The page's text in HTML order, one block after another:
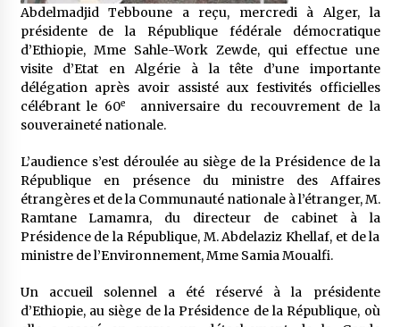
Le bouc de l’Au-delà
5 ans ago
Le monstrueux vieillard (Un récit du Sud
algérien)
5 ans ago
Rencontre nocturne dans le désert (Un conte
touareg)
5 ans ago
Un conte targui/ Quand la tête est vide
Abdelmadjid Tebboune a reçu, mercredi à Alger, la
présidente de la République fédérale démocratique
d’Ethiopie, Mme Sahle-Work Zewde, qui effectue une
visite d’Etat en Algérie à la tête d’une importante
délégation après avoir assisté aux festivités officielles
célébrant le 60e
anniversaire du recouvrement de la
souveraineté nationale.
L’audience s’est déroulée au siège de la Présidence de la
République en présence du ministre des Affaires
étrangères et de la Communauté nationale à l’étranger, M.
Ramtane Lamamra, du directeur de cabinet à la
Présidence de la République, M. Abdelaziz Khellaf, et de la
ministre de l’Environnement, Mme Samia Moualfi.
Un accueil solennel a été réservé à la présidente
d’Ethiopie, au siège de la Présidence de la République, où